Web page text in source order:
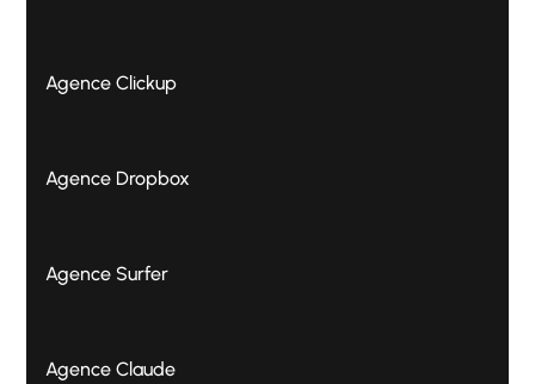
Agence Clickup
Agence Dropbox
Agence Surfer
Agence Claude